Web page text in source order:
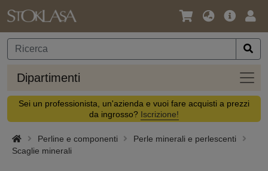
Lingua
Valuta
Offerta
Dipartimenti
Sei un professionista, un'azienda e vuoi fare acquisti a prezzi
da ingrosso? Iscrizione!
Perline e componenti
Perle minerali e perlescenti
Scaglie minerali